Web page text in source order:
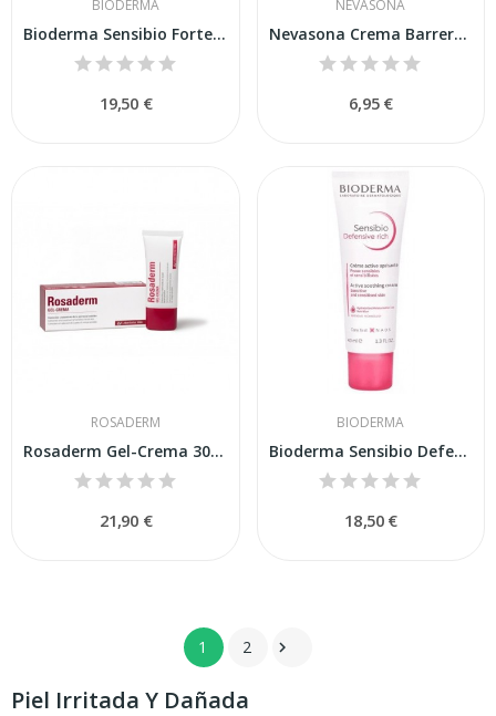
Piel Irritada Y Dañada
BIODERMA
Bioderma Sensibio Forte 40 ml
19,50 €
NEVASONA
Nevasona Crema Barrera 50 Ml
6,95 €
ROSADERM
Rosaderm Gel-Crema 30ml
21,90 €
BIODERMA
Bioderma Sensibio Defensive Rich 40ml
18,50 €
1 2 